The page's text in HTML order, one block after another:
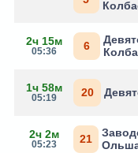
2ч 15м
05:36 6
1ч 58м
05:19 20
2ч 2м
05:23 21